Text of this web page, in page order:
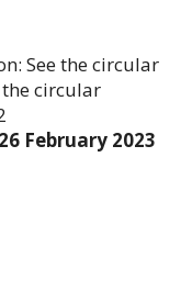
See the circular
the circular
February 2023